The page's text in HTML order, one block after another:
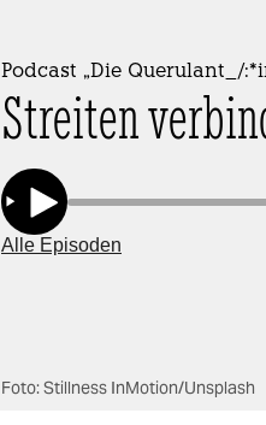
Podcast „Die Querulant_/
Streiten
Foto: Stillness InMotion/Unsplash